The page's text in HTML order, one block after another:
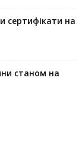
сертифікати на
станом на